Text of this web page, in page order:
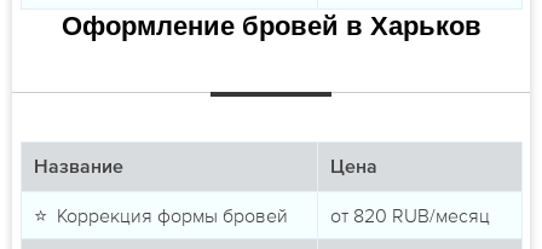
Оформление бровей в Харьков
Название Цена
⭐ Коррекция формы бровей от 820 RUB/месяц